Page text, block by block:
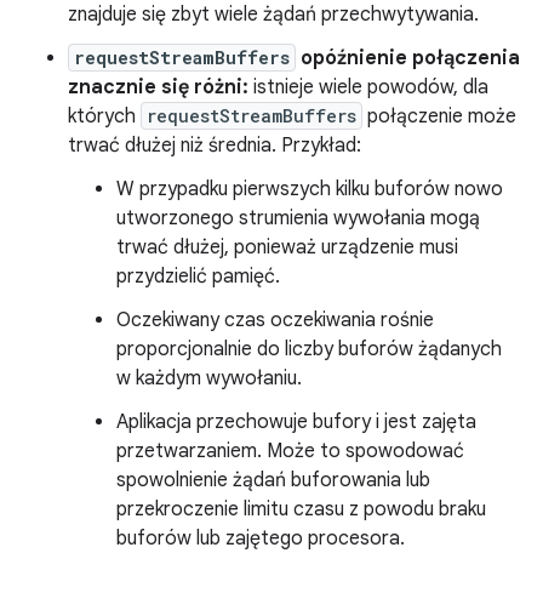
znajduje się zbyt wiele żądań przechwytywania.
requestStreamBuffers opóźnienie połączenia
znacznie się różni: istnieje wiele powodów, dla
których
requestStreamBuffers połączenie może
trwać dłużej niż średnia. Przykład:
W przypadku pierwszych kilku buforów nowo
utworzonego strumienia wywołania mogą
trwać dłużej, ponieważ urządzenie musi
przydzielić pamięć.
Oczekiwany czas oczekiwania rośnie
proporcjonalnie do liczby buforów żądanych
w każdym wywołaniu.
Aplikacja przechowuje bufory i jest zajęta
przetwarzaniem. Może to spowodować
spowolnienie żądań buforowania lub
przekroczenie limitu czasu z powodu braku
buforów lub zajętego procesora.